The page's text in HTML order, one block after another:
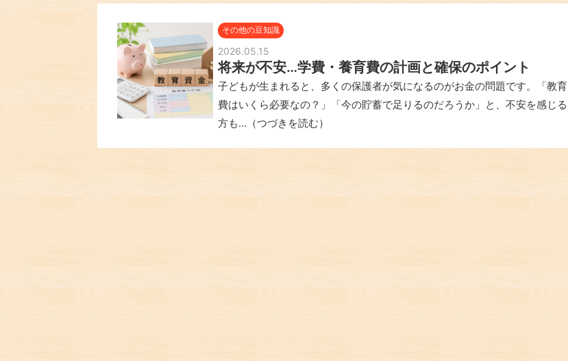
その他の豆知識
2026.05.15
将来が不安…学費・養育費の計画と確保のポイント
子どもが生まれると、多くの保護者が気になるのがお金の問題です。「教育
費はいくら必要なの？」「今の貯蓄で足りるのだろうか」と、不安を感じる
方も…（つづきを読む）